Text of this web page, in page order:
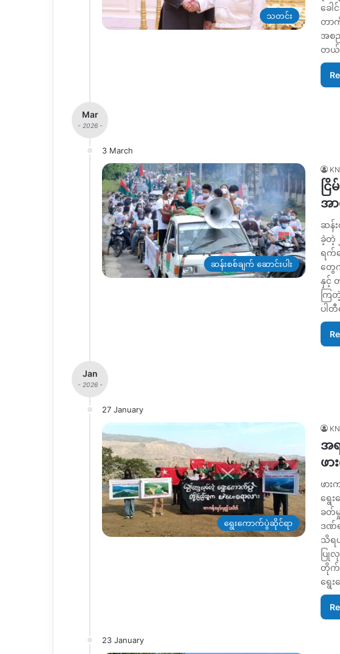
သတင်း
ခေါ
တာ
အစ
တယ်
Mar
- 2026 -
3 March
ဆန်းစစ်ချက် ဆောင်းပါး
င
အ
ဆန်
ခဲ့တဲ့
ရက်
တွေကို
နှင့်
ကြ
ပါတီ
Jan
- 2026 -
27 January
ရွေးကောက်ပွဲဆိုင်ရာ
အ
ဖ
ဖား
ရွေ
ခတ်
ဒဏ်
သိရ
ပြု
တိုက်ပွဲ
ရွေ
23 January